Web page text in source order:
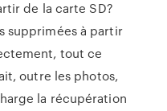
de la carte SD?
supprimées à partir
tout ce
outre les photos,
la récupération